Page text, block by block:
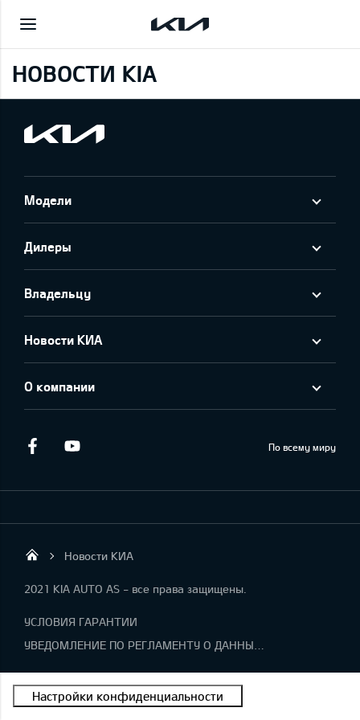
НОВОСТИ KIA
Модели
Дилеры
Владельцу
Новости КИА
О компании
Facebook По всему миру
KIA AUTO AS
Новости КИА
2021 KIA AUTO AS - все права защищены.
УСЛОВИЯ ГАРАНТИИ